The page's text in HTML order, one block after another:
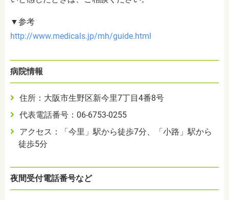
▼参考
http://www.medicals.jp/mh/guide.html
病院情報
住所：大阪市生野区新今里7丁目4番8号
代表電話番号：06-6753-0255
アクセス：「今里」駅から徒歩7分、「小路」駅から
徒歩5分
夜間受付電話番号など